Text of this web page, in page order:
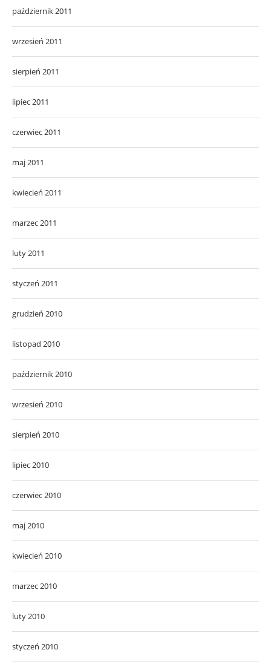
październik 2011
wrzesień 2011
sierpień 2011
lipiec 2011
czerwiec 2011
maj 2011
kwiecień 2011
marzec 2011
luty 2011
styczeń 2011
grudzień 2010
listopad 2010
październik 2010
wrzesień 2010
sierpień 2010
lipiec 2010
czerwiec 2010
maj 2010
kwiecień 2010
marzec 2010
luty 2010
styczeń 2010